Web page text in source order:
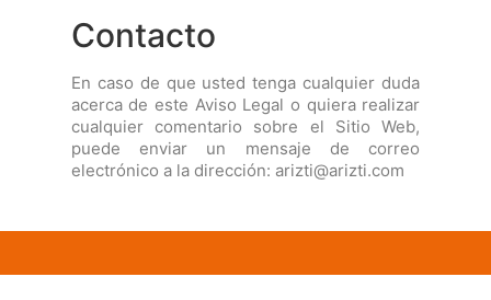
Contacto
En caso de que usted tenga cualquier duda
acerca de este Aviso Legal o quiera realizar
cualquier comentario sobre el Sitio Web,
puede enviar un mensaje de correo
electrónico a la dirección: arizti@arizti.com